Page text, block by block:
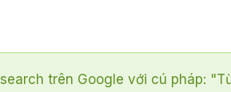
trên Google với cú pháp: